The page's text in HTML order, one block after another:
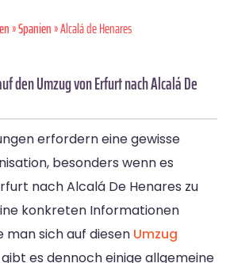
»Spanien» Alcalá de Henares
den Umzug von Erfurt nach Alcalá De
erfordern eine gewisse
besonders wenn es
nach Alcalá De Henares zu
konkreten Informationen
man sich auf diesen Umzug
es dennoch einige allgemeine